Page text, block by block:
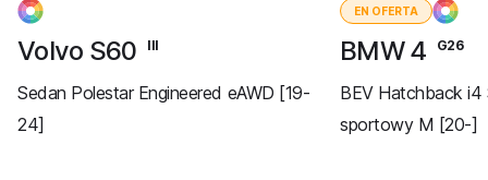
Volvo S60 III
Sedan Polestar Engineered eAWD [19-
24]
EN OFERTA
BMW 4 G26
BEV Hatchback i4
sportowy M [20-]